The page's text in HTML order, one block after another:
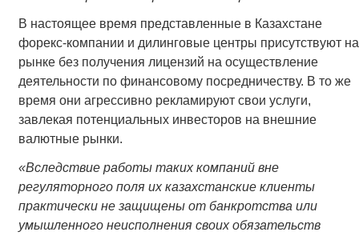
В настоящее время представленные в Казахстане
форекс-компании и дилинговые центры присутствуют на
рынке без получения лицензий на осуществление
деятельности по финансовому посредничеству. В то же
время они агрессивно рекламируют свои услуги,
завлекая потенциальных инвесторов на внешние
валютные рынки.
«Вследствие работы таких компаний вне
регуляторного поля их казахстанские клиенты
практически не защищены от банкротства или
умышленного неисполнения своих обязательств